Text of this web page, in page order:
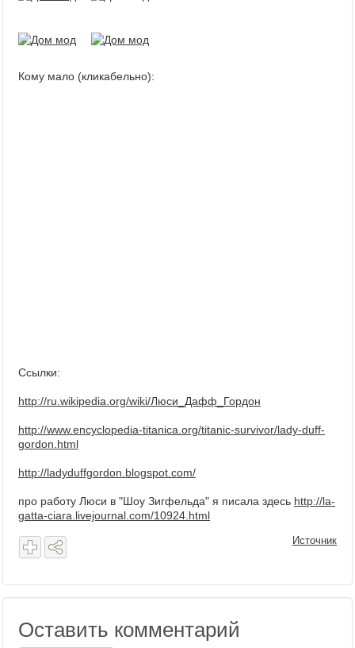
Кому мало (кликабельно):
Ссылки:
http://ru.wikipedia.org/wiki/Люси_Дафф_Гордон
http://www.encyclopedia-titanica.org/titanic-survivor/lady-duff-
gordon.html
http://ladyduffgordon.blogspot.com/
про работу Люси в "Шоу Зигфельда" я писала здесь http://la-
gatta-ciara.livejournal.com/10924.html
Источник
Оставить комментарий